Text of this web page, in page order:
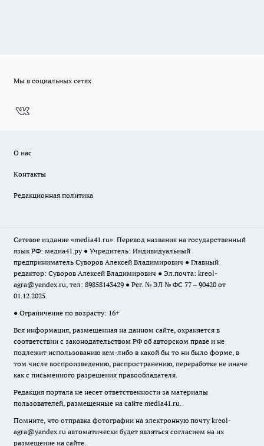
Мы в социальных сетях
О нас
Контакты
Редакционная политика
Сетевое издание «media41.ru». Перевод названия на государственный
язык РФ: медиа41.ру ● Учредитель: Индивидуальный
предприниматель Суворов Алексей Владимирович ● Главный
редактор: Суворов Алексей Владимирович ● Эл.почта: kreol-
agra@yandex.ru, тел: 89858143429 ● Рег. № ЭЛ № ФС 77 – 90420 от
01.12.2025.
● Ограничение по возрасту: 16+
Вся информация, размещенная на данном сайте, охраняется в
соответствии с законодательством РФ об авторском праве и не
подлежит использованию кем-либо в какой бы то ни было форме, в
том числе воспроизведению, распространению, переработке не иначе
как с письменного разрешения правообладателя.
Редакция портала не несет ответственности за материалы
пользователей, размещенные на сайте media41.ru.
Помните, что отправка фотографии на электронную почту kreol-
agra@yandex.ru автоматически будет являться согласием на их
размещение на сайте.